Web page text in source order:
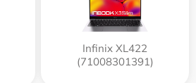
Infinix XL422
(71008301391)